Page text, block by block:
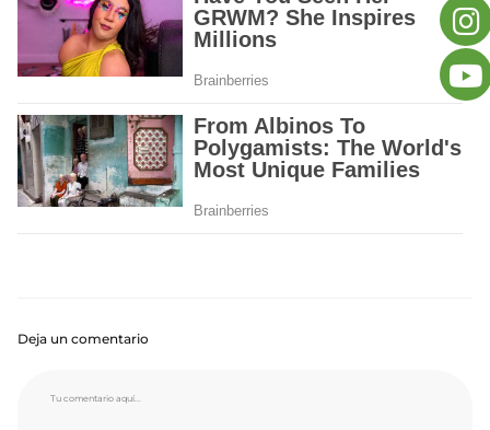
Deja un comentario